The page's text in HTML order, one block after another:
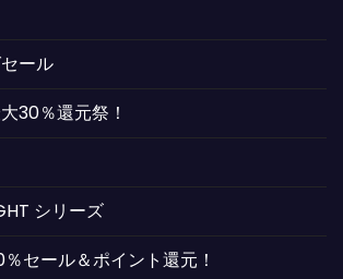
ール
30％還元祭！
シリーズ
セール＆ポイント還元！